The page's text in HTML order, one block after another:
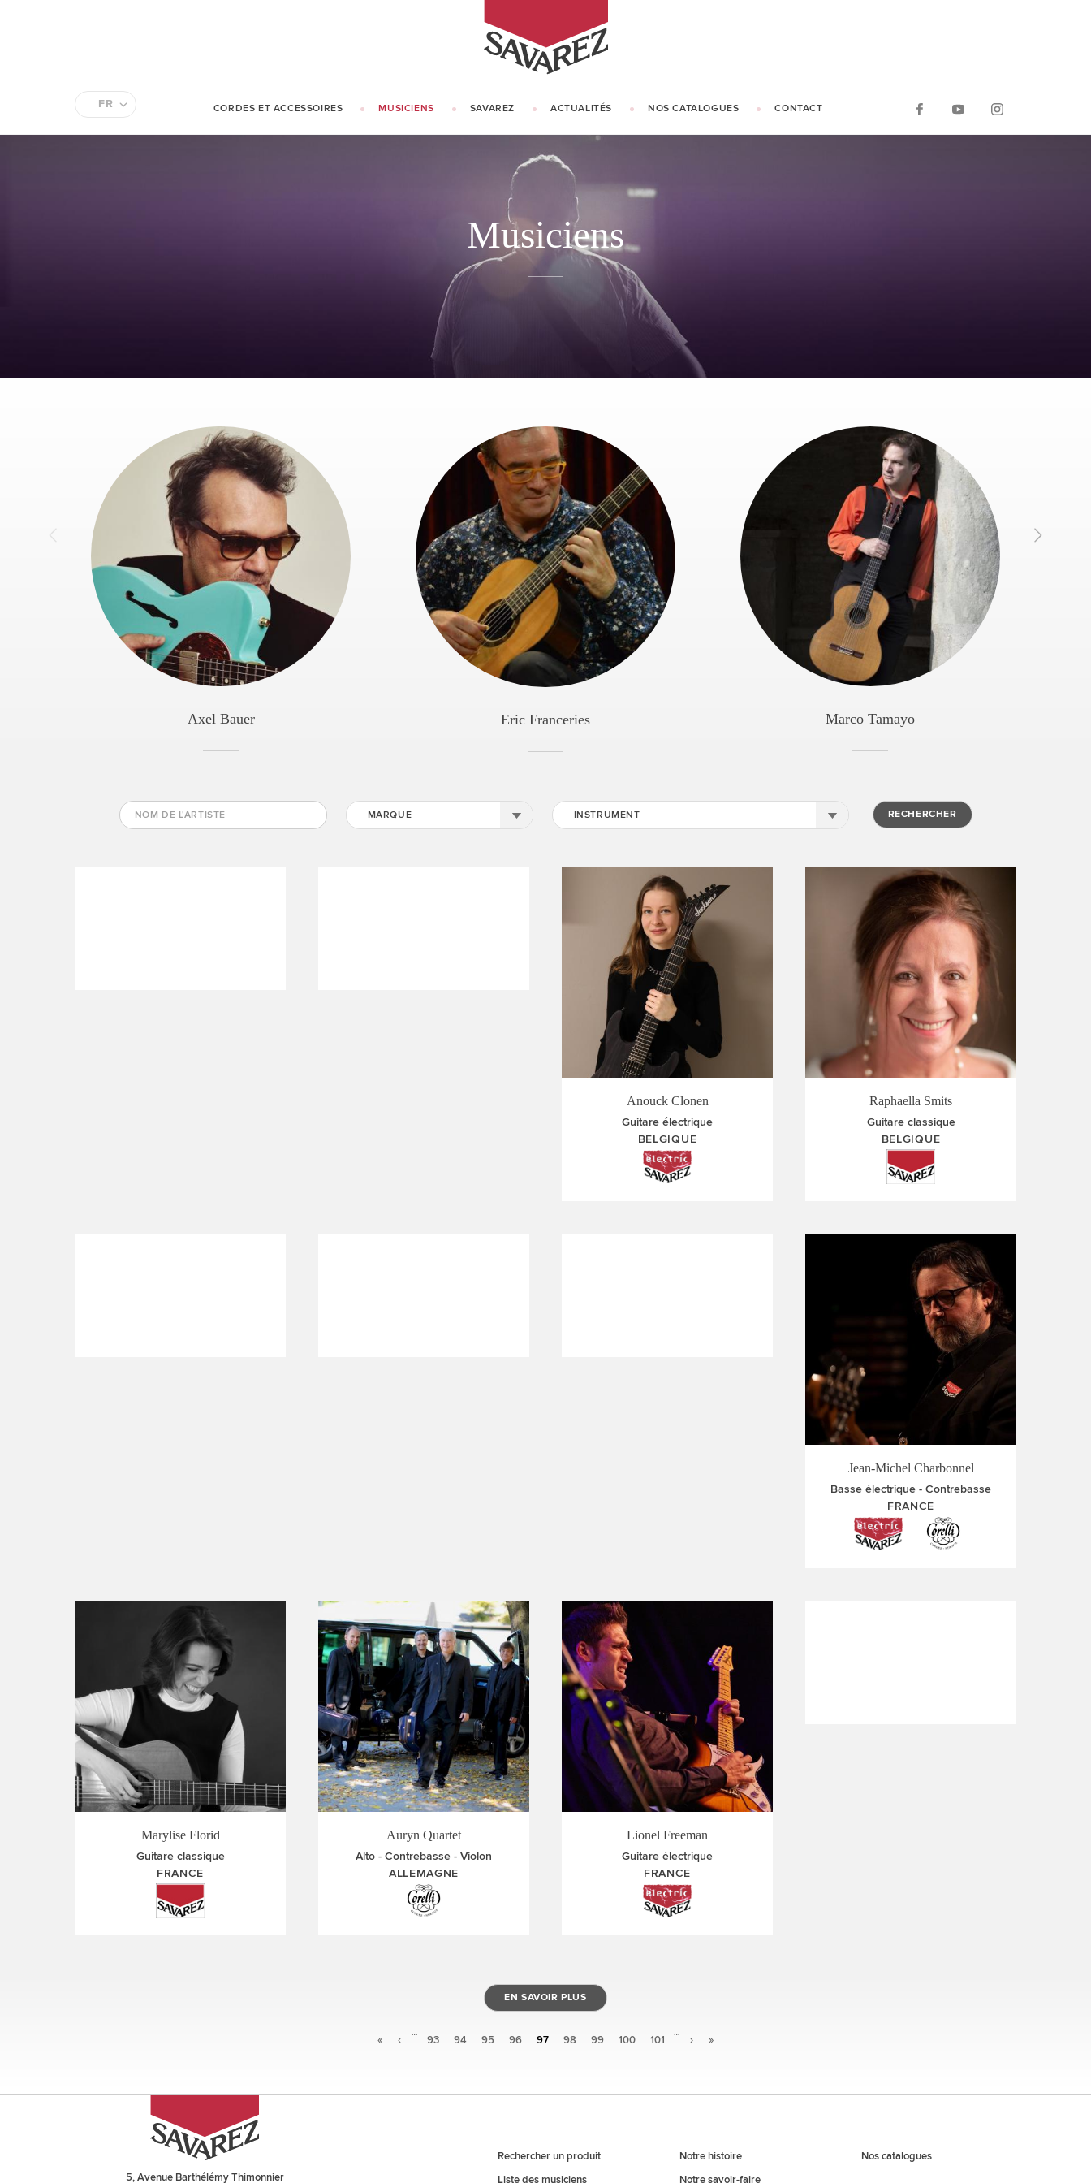
FR
EN
CORDES ET ACCESSOIRES MUSICIENS SAVAREZ
NOTRE SAVOIR-FAIRE
ACTUALITÉS NOS CATALOGUES CONTACT
Musiciens
Axel Bauer Eric Franceries Marco Tamayo
MARQUE INSTRUMENT
Anouck Clonen
Guitare électrique
BELGIQUE
Raphaella Smits
Guitare classique
BELGIQUE
Jean-Michel Charbonnel
Basse électrique
Contrebasse
FRANCE
Marylise Florid
Guitare classique
FRANCE
Auryn Quartet
Alto
Contrebasse
Violon
ALLEMAGNE
Lionel Freeman
Guitare électrique
FRANCE
EN SAVOIR PLUS
« ‹
…
93 94 95 96 97 98 99 100 101
…
› »
5, Avenue Barthélémy Thimonnier
Rechercher un produit
Liste des musiciens
Notre histoire
Notre savoir-faire
Nos catalogues